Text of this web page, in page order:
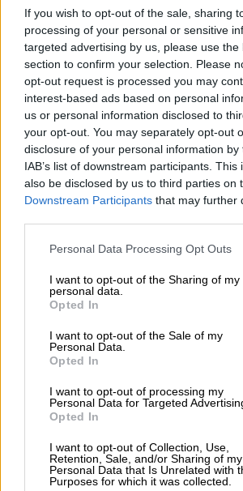
If you wish to opt-out of the sale, sharing
processing of your personal or sensitive
targeted advertising by us, please use the
section to confirm your selection. Please
opt-out request is processed you may
interest-based ads based on personal
us or personal information disclosed to
your opt-out. You may separately opt-out
disclosure of your personal information
IAB’s list of downstream participants.
also be disclosed by us to third parties on
Downstream Participants that may further
Please note that this website/app uses
not limited to your visit or usage
grant or deny consent to Google and its
use your data for below specified
consent section.
Personal Data Processing Opt Outs
I want to opt-out of the Sharing of my
personal data.
Opted In
I want to opt-out of the Sale of my
Personal Data.
Opted In
I want to opt-out of processing my
Personal Data for Targeted
Opted In
I want to opt-out of Collection, Use,
Retention, Sale, and/or Sharing of my
Personal Data that Is Unrelated with
Purposes for which it was collected.
40 λεπτά στο γήπεδο
εύκολη νίκη πριν από τη
της Euroleague.
O Παναθηναϊκός αναζητούσε
μετά την ήττα από τη Μονακό
στο glass floor, βγάζοντας
κι επιθετικότητα, με την
ως απόρροια της πολύ καλής
Η ομάδα του Εργκίν Αταμάν
στη δημιουργία με 23 ασίστ,
λαθών, έχοντας όμως και 8
Παναθηναϊκός με 11/24
κερδίζοντας και τη «μάχη»
36-33.
Πλέον οι «πράσινοι»
κατάσταση του Κέντρικ Ναν,
αδιαθεσία και πήγε στο
συνέχεια τα δύο παιχνίδια
Μπαρτσελόνα (3/12, 21:15)
Παρτιζάν (5/12, 21:30) στο